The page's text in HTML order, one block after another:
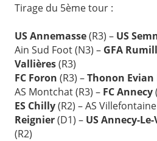
Tirage du 5ème tour :
US Annemasse(R3) – US
Ain Sud Foot (N3) – GFA
Vallières(R3)
FC Foron (R3) –Thonon Evian
AS Montchat (R3) – FC Annecy
ES Chilly(R2) – AS
Reignier(D1) – US Annecy-
(R2)